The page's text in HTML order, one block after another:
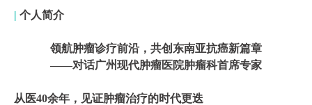
| 个人简介
领航肿瘤诊疗前沿，共创东南亚抗癌新篇章
——对话广州现代肿瘤医院肿瘤科首席专家
从医40余年，见证肿瘤治疗的时代更迭